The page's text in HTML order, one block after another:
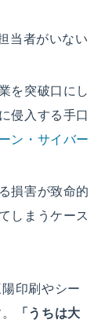
当者がいない
を突破口にし
侵入する手口
ン・サイバー
損害が致命的
しまうケース
印刷やシー
「うちは大